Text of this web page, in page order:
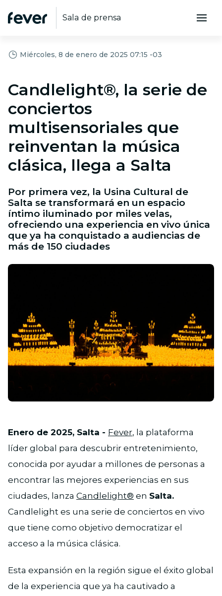
Sala de prensa
Miércoles, 8 de enero de 2025 07:15 -03
Candlelight®, la serie de
conciertos
multisensoriales que
reinventan la música
clásica, llega a Salta
Por primera vez, la Usina Cultural de
Salta se transformará en un espacio
íntimo iluminado por miles velas,
ofreciendo una experiencia en vivo única
que ya ha conquistado a audiencias de
más de 150 ciudades
Enero de 2025, Salta - Fever, la plataforma
líder global para descubrir entretenimiento,
conocida por ayudar a millones de personas a
encontrar las mejores experiencias en sus
ciudades, lanza Candlelight® en Salta.
Candlelight es una serie de conciertos en vivo
que tiene como objetivo democratizar el
acceso a la música clásica.
Esta expansión en la región sigue el éxito global
de la experiencia que ya ha cautivado a